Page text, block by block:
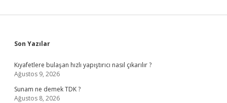
Sidebar
Son Yazılar
Kıyafetlere bulaşan hızlı yapıştırıcı nasıl çıkarılır ?
Ağustos 9, 2026
Sunam ne demek TDK ?
Ağustos 8, 2026